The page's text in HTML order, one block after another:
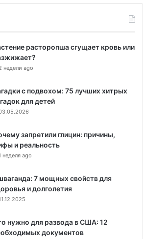
расторопша сгущает кровь или
недели ago
с подвохом: 75 лучших хитрых
для детей
запретили глицин: причины,
и реальность
неделя ago
7 мощных свойств для
и долголетия
нужно для развода в США: 12
документов